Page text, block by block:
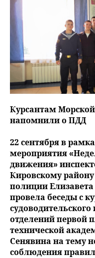
Курсантам
напомнили о ПДД
22 сентября в
мероприятия
движения»
Кировскому
полиции
провела беседы с
отделений первой
технической
Сенявина на тему
соблюдения